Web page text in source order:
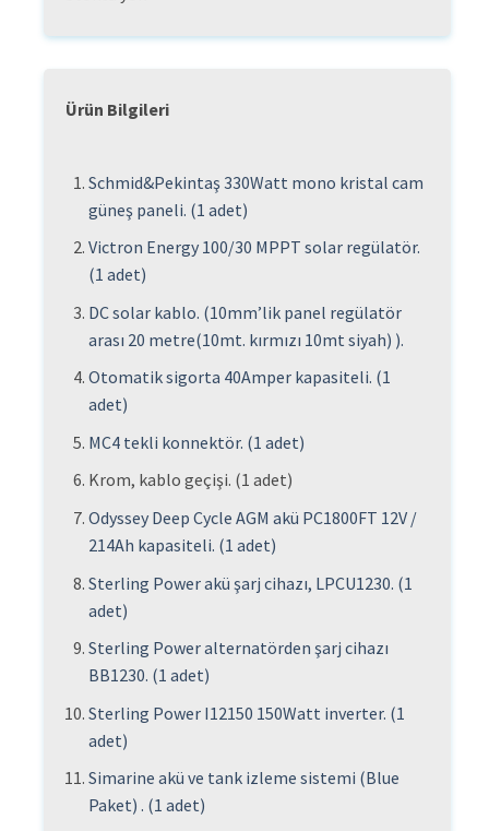
Ürün Bilgileri
Schmid&Pekintaş 330Watt mono kristal cam
güneş paneli. (1 adet)
Victron Energy 100/30 MPPT solar regülatör.
(1 adet)
DC solar kablo. (10mm’lik panel regülatör
arası 20 metre(10mt. kırmızı 10mt siyah) ).
Otomatik sigorta 40Amper kapasiteli. (1
adet)
MC4 tekli konnektör. (1 adet)
Krom, kablo geçişi. (1 adet)
Odyssey Deep Cycle AGM akü PC1800FT 12V /
214Ah kapasiteli. (1 adet)
Sterling Power akü şarj cihazı, LPCU1230. (1
adet)
Sterling Power alternatörden şarj cihazı
BB1230. (1 adet)
Sterling Power I12150 150Watt inverter. (1
adet)
Simarine akü ve tank izleme sistemi (Blue
Paket) . (1 adet)